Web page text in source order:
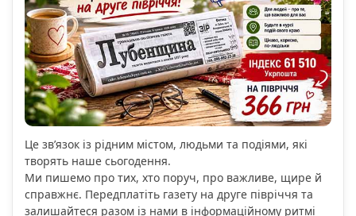
Це зв’язок із рідним містом, людьми та подіями, які
творять наше сьогодення.
Ми пишемо про тих, хто поруч, про важливе, щире й
справжнє. Передплатіть газету на друге півріччя та
залишайтеся разом із нами в інформаційному ритмі